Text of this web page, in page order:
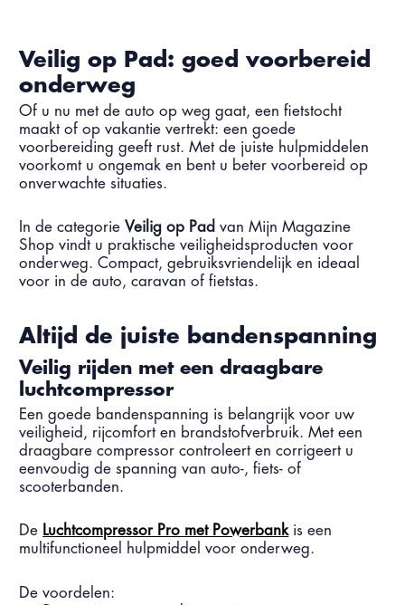
Veilig op Pad: goed voorbereid
onderweg
Of u nu met de auto op weg gaat, een fietstocht
maakt of op vakantie vertrekt: een goede
voorbereiding geeft rust. Met de juiste hulpmiddelen
voorkomt u ongemak en bent u beter voorbereid op
onverwachte situaties.
In de categorieVeilig op Pad van Mijn Magazine
Shop vindt u praktische veiligheidsproducten voor
onderweg. Compact, gebruiksvriendelijk en ideaal
voor in de auto, caravan of fietstas.
Altijd de juiste bandenspanning
Veilig rijden met een draagbare
luchtcompressor
Een goede bandenspanning is belangrijk voor uw
veiligheid, rijcomfort en brandstofverbruik. Met een
draagbare compressor controleert en corrigeert u
eenvoudig de spanning van auto-, fiets- of
scooterbanden.
De Luchtcompressor Pro met Powerbankis een
multifunctioneel hulpmiddel voor onderweg.
De voordelen: